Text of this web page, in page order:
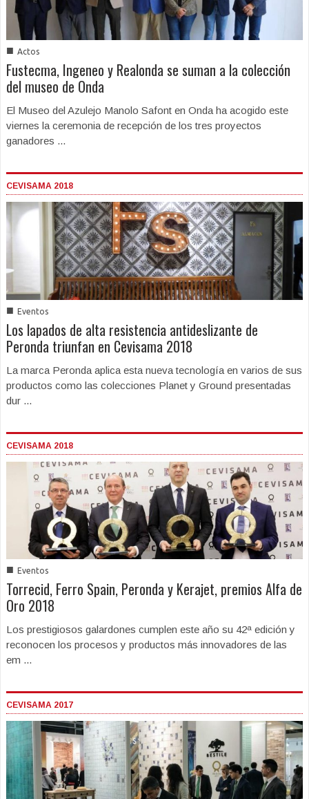
■ Actos
Fustecma, Ingeneo y Realonda se suman a la colección
del museo de Onda
El Museo del Azulejo Manolo Safont en Onda ha acogido este
viernes la ceremonia de recepción de los tres proyectos
ganadores ...
CEVISAMA 2018
■ Eventos
Los lapados de alta resistencia antideslizante de
Peronda triunfan en Cevisama 2018
La marca Peronda aplica esta nueva tecnología en varios de sus
productos como las colecciones Planet y Ground presentadas
dur ...
CEVISAMA 2018
■ Eventos
Torrecid, Ferro Spain, Peronda y Kerajet, premios Alfa de
Oro 2018
Los prestigiosos galardones cumplen este año su 42ª edición y
reconocen los procesos y productos más innovadores de las
em ...
CEVISAMA 2017